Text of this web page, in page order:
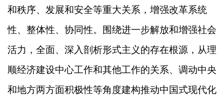
和秩序、发展和安全等重大关系，增强改革系统
性、整体性、协同性。围绕进一步解放和增强社会
活力，全面、深入剖析形式主义的存在根源，从理
顺经济建设中心工作和其他工作的关系、调动中央
和地方两方面积极性等角度建构推动中国式现代化